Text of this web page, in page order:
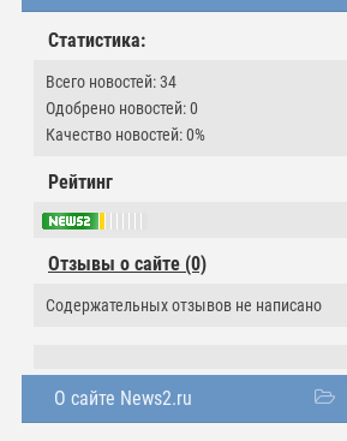
Статистика:
Всего новостей: 34
Одобрено новостей: 0
Качество новостей: 0%
Рейтинг
Отзывы о сайте (0)
Содержательных отзывов не написано
О сайте News2.ru